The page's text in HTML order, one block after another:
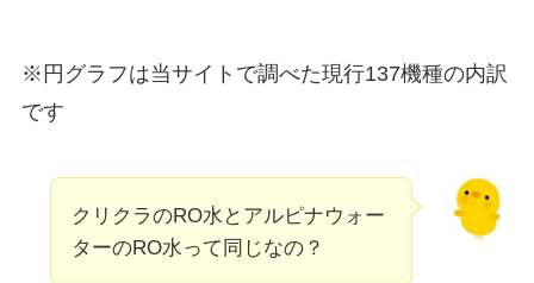
※円グラフは当サイトで調べた現行137機種の内訳
です
クリクラのRO水とアルピナウォー
ターのRO水って同じなの？